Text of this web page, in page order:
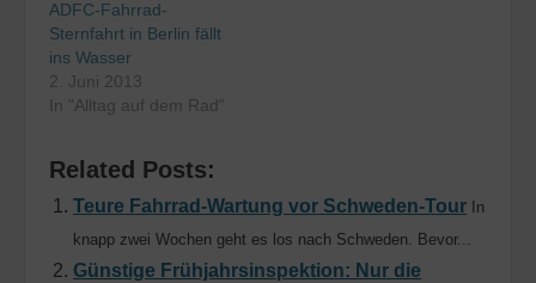
ADFC-Fahrrad-
Sternfahrt in Berlin fällt
ins Wasser
2. Juni 2013
In "Alltag auf dem Rad"
Related Posts:
Teure Fahrrad-Wartung vor Schweden-Tour In
knapp zwei Wochen geht es los nach Schweden. Bevor...
Günstige Frühjahrsinspektion: Nur die